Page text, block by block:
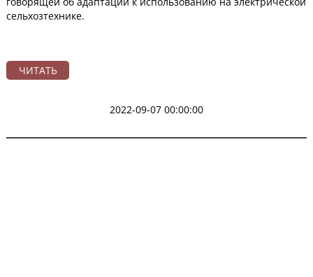
сельхозтехнике.
ЧИТАТЬ
2022-09-07 00:00:00